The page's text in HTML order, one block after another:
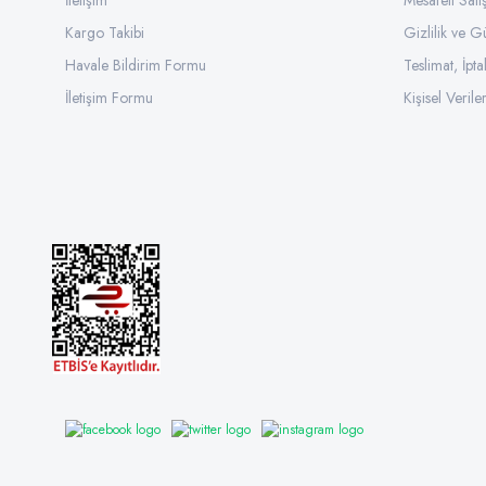
Kargo Takibi
Havale Bildirim Formu
İletişim Formu
Gizlilik ve
Teslimat,
Kişisel